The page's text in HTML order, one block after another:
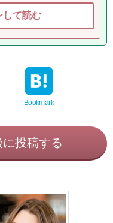
して読む
Bookmark
投稿する